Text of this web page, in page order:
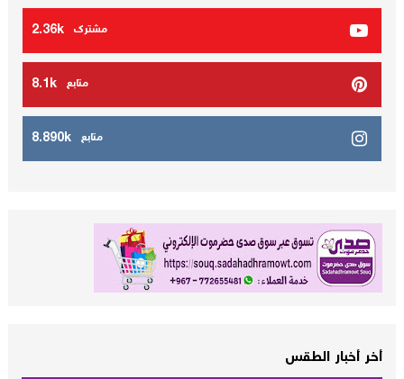
2.36k مشترك
8.1k متابع
8.890k متابع
أخر أخبار الطقس